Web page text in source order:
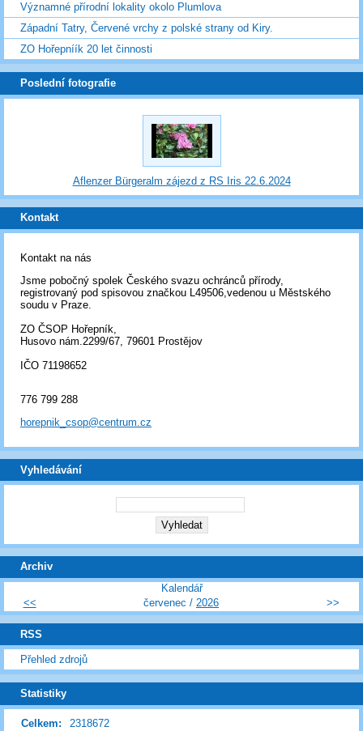
Významné přírodní lokality okolo Plumlova
Západní Tatry, Červené vrchy z polské strany od Kiry.
ZO Hořepníík 20 let činnosti
Poslední fotografie
Aflenzer Bürgeralm zájezd z RS Iris 22.6.2024
Kontakt
Kontakt na nás
Jsme pobočný spolek Českého svazu ochránců přírody,
registrovaný pod spisovou značkou L49506,vedenou u Městského
soudu v Praze.
ZO ČSOP Hořepník,
Husovo nám.2299/67, 79601 Prostějov
IČO 71198652
776 799 288
horepnik_csop@centrum.cz
Vyhledávání
Archiv
Kalendář
<<
červenec / 2026 >>
RSS
Přehled zdrojů
Statistiky
Celkem: 2318672